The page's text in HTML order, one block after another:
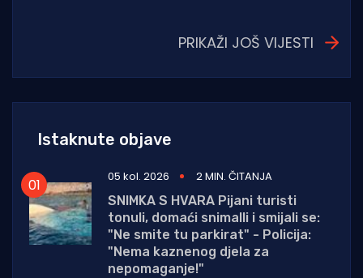
PRIKAŽI JOŠ VIJESTI
Istaknute objave
05 kol. 2026
2 MIN. ČITANJA
SNIMKA S HVARA Pijani turisti
tonuli, domaći snimalli i smijali se:
"Ne smite tu parkirat" - Policija:
"Nema kaznenog djela za
nepomaganje!"